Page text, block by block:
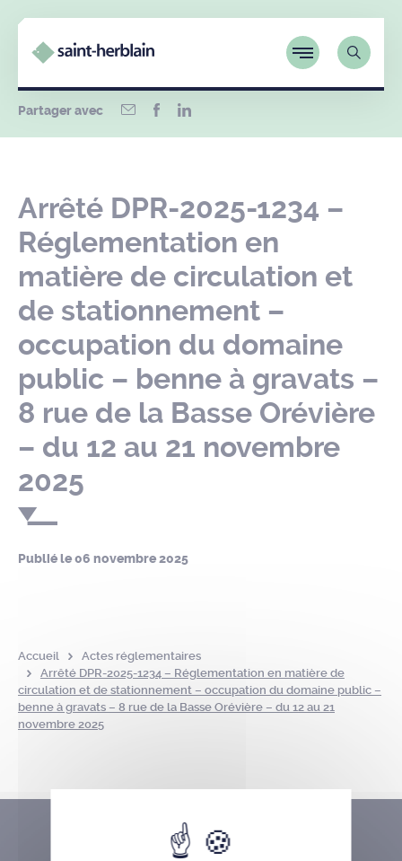
Partager avec
Arrêté DPR-2025-1234 –
Réglementation en
matière de circulation et
de stationnement –
occupation du domaine
public – benne à gravats –
8 rue de la Basse Orévière
– du 12 au 21 novembre
2025
Publié le06 novembre 2025
Accueil
Actes réglementaires
Arrêté DPR-2025-1234 – Réglementation en matière de
circulation et de stationnement – occupation du domaine public –
benne à gravats – 8 rue de la Basse Orévière – du 12 au 21
novembre 2025